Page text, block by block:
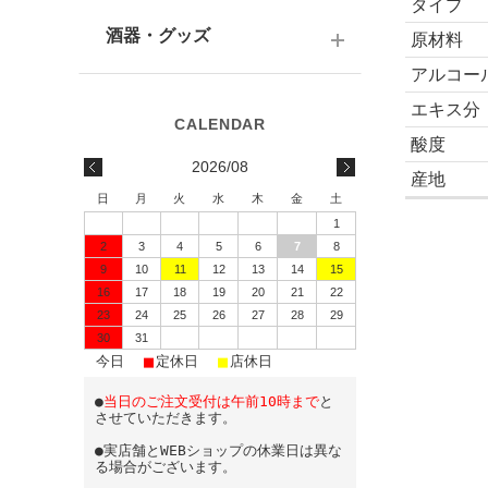
タイプ
原材料
アルコー
エキス分
酸度
産地
九州の日本酒
日本酒-720ml・500ml
日本酒-300ml・360ml
日本酒-180ml
飲みきりサイズ
酒器・グッズ
蔵元エコバッグ
2026/08
日 月 火 水 木 金
土
1
2
3 4 5 6 7
8
9
10 11 12 13 14
15
16
17 18 19 20 21
22
23
24 25 26 27 28
29
30
31
今日 ■ 定休日 ■ 店休日
●当日のご注文受付は午前10時までと
させていただきます。
●実店舗とWEBショップの休業日は異な
る場合がございます。